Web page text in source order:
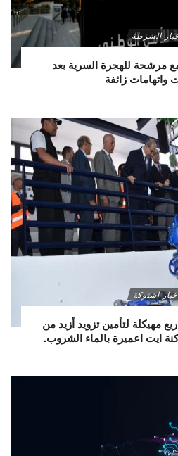
الشرطة
مرشحة للهجرة السرية بعد
واتهامات زائفة
اشتوكة
مهيكلة لتأمين تزويد أزيد من